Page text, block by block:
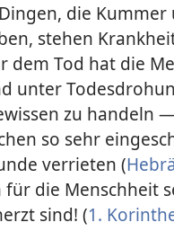
die
stehen
dem Tod hat die
unter
zu handeln
so sehr
verrieten (
die Menschheit
sind! (1.